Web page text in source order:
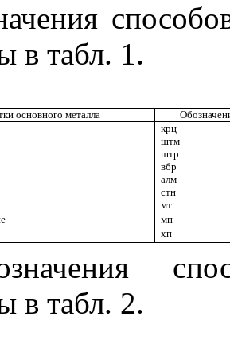
в табл. 1.
основного металла
крц
штм
штр
вбр
алм
стн
мт
мп
хп
в табл. 2.